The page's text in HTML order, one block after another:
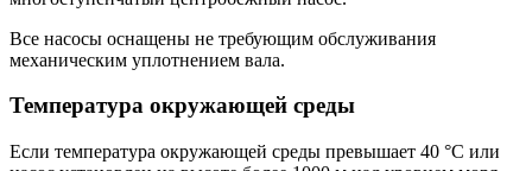
Все насосы оснащены не требующим обслуживания
механическим уплотнением вала.
Температура окружающей среды
Если температура окружающей среды превышает 40 °C или